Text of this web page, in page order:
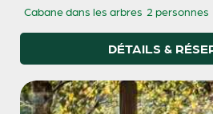
Cabane dans les arbres 2 personnes
DÉTAILS &